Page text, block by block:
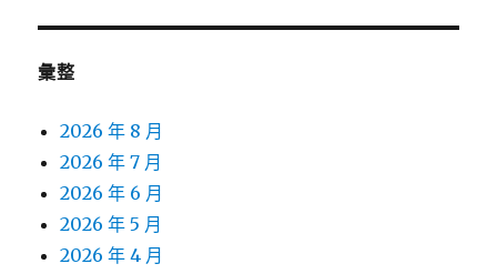
彙整
2026 年 8 月
2026 年 7 月
2026 年 6 月
2026 年 5 月
2026 年 4 月